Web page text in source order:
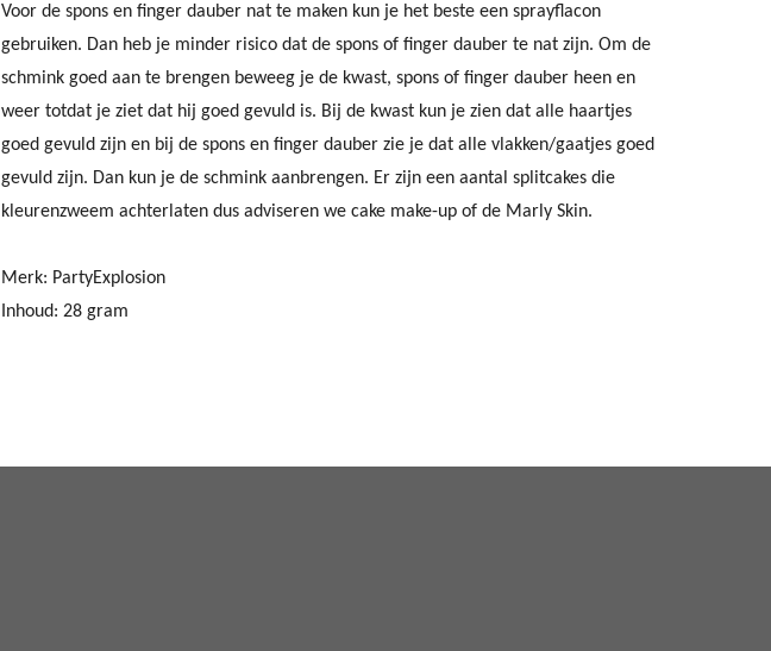
Voor de spons en finger dauber nat te maken kun je het beste een sprayflacon
gebruiken. Dan heb je minder risico dat de spons of finger dauber te nat zijn. Om de
schmink goed aan te brengen beweeg je de kwast, spons of finger dauber heen en
weer totdat je ziet dat hij goed gevuld is. Bij de kwast kun je zien dat alle haartjes
goed gevuld zijn en bij de spons en finger dauber zie je dat alle vlakken/gaatjes goed
gevuld zijn. Dan kun je de schmink aanbrengen. Er zijn een aantal splitcakes die
kleurenzweem achterlaten dus adviseren we cake make-up of de Marly Skin.
Merk: PartyExplosion
Inhoud: 28 gram